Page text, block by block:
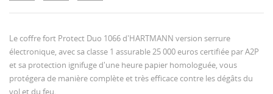
Le coffre fort Protect Duo 1066 d'HARTMANN version serrure
électronique, avec sa classe 1 assurable 25 000 euros certifiée par A2P
et sa protection ignifuge d'une heure papier homologuée, vous
protégera de manière complète et très efficace contre les dégâts du
vol et du feu.